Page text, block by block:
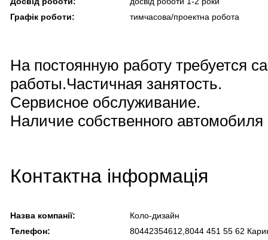
Графік роботи:
тимчасова/проектна робота
На постоянную работу требуется
работы.Частичная занятость.
Сервисное обслуживание.
Наличие собственного автомобиля
Контактна інформація
Назва компанії:
Коло-дизайн
Телефон:
80442354612,8044 451 55 62